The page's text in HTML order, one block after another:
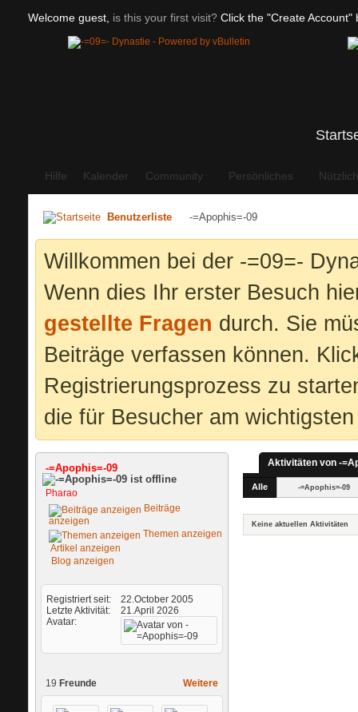
Welcome guest, is this your first visit? Click the "Create Account"
Hilfe Kalender Community Persönliches
Benutzerliste -=Apophis=-09
Willkommen bei der -=09=-
Wenn dies Ihr erster Besuch
gestellte Fragen durch. Sie
Beiträge verfassen können.
Registrierungsprozess zu
die für Besucher am
-=Apophis=-09
Pharao
Beiträge
anzeigen
Themen anzeigen
Artikel anzeigen
Blog anzeigen
Registriert seit
22.October 2005
Letzte Aktivität
21.April 2026
Avatar
Weitere
19 Freunde
Aktivitäten von -
Alle -=Apophis=-09
Keine aktuellen Aktivitäten